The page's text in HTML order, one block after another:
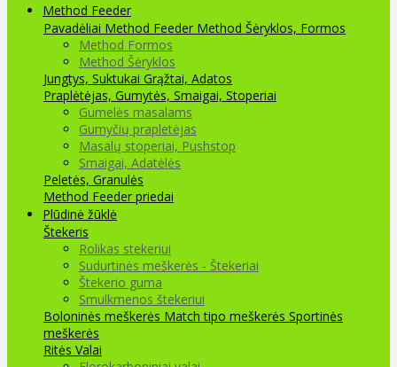
Method Feeder
Pavadėliai Method Feeder Method Šėryklos, Formos
Method Formos
Method Šėryklos
Jungtys, Suktukai Grąžtai, Adatos
Praplėtėjas, Gumytės, Smaigai, Stoperiai
Gumelės masalams
Gumyčių prapletėjas
Masalų stoperiai, Pushstop
Smaigai, Adatėlės
Peletės, Granulės
Method Feeder priedai
Plūdinė žūklė
Štekeris
Rolikas stekeriui
Sudurtinės meškerės - Štekeriai
Štekerio guma
Smulkmenos štekeriui
Boloninės meškerės Match tipo meškerės Sportinės
meškerės
Ritės Valai